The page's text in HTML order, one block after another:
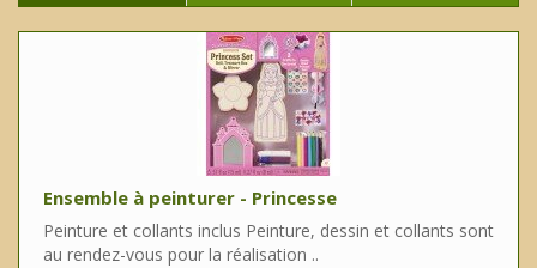
Ensemble à peinturer - Princesse
Peinture et collants inclus Peinture, dessin et collants sont
au rendez-vous pour la réalisation ..